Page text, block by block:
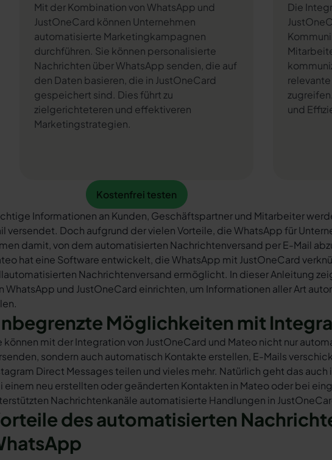
Mit der Kombination von WhatsApp und
JustOneCard können Unternehmen
automatisierte Marketingkampagnen
durchführen. Sie können personalisierte
Nachrichten über WhatsApp senden, die auf
den Daten basieren, die in JustOneCard
gespeichert sind. Dies führt zu
zielgerichteteren und effektiveren
Marketingstrategien.
Die
und
Kostenfrei testen
Kostenfrei testen
Informationen an Kunden, Geschäftspartner und Mitarbeiter
versendet. Doch aufgrund der vielen Vorteile, die WhatsApp für
damit, von dem automatisierten Nachrichtenversand per E-Mail
hat eine Software entwickelt, die WhatsApp mit JustOneCard
Nachrichtenversand ermöglicht. In dieser Anleitung
WhatsApp und JustOneCard einrichten, um Informationen aller Art
Möglichkeiten mit
können mit der Integration von JustOneCard und Mateo nicht nur
sondern auch automatisch Kontakte erstellen, E-Mails
Direct Messages teilen und vieles mehr. Natürlich geht das auch
einem neu erstellten oder geänderten Kontakten in Mateo oder bei
Nachrichtenkanäle automatisierte Handlungen in
des automatisierten